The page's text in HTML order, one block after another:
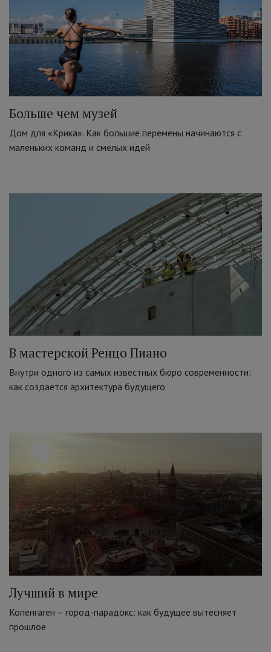
Больше чем музей
Дом для «Крика». Как большие перемены начинаются с
маленьких команд и смелых идей
В мастерской Ренцо Пиано
Внутри одного из самых известных бюро современности:
как создается архитектура будущего
Лучший в мире
Копенгаген – город-парадокс: как будущее вытесняет
прошлое